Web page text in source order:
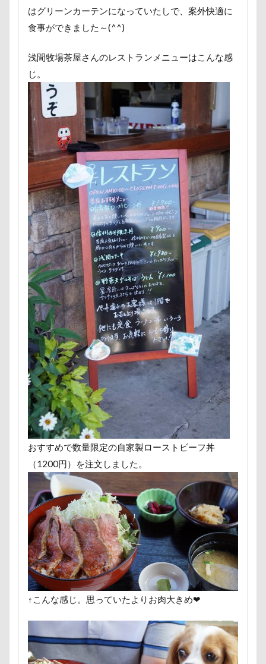
はグリーンカーテンになっていたしで、案外快適に
食事ができました～(^^)
浅間牧場茶屋さんのレストランメニューはこんな感
じ。
おすすめで数量限定の自家製ローストビーフ丼
（1200円）を注文しました。
↑こんな感じ。思っていたよりお肉大きめ❤
ベランダ菜園
ベランダ ベストショット
プーラニアン
ブレーメン
ワンコクッキー
ルチアちゃん
レイクウッズガーデンひめはるの里
レイちゃん
ルビーくん
ルビー ルナちゃん
ルナくん
ルイくん
リーフくん リード リース
リュウくん
リビング リディちゃん
レインド
リックくん
ロマニくん ワル顔
ワクチン接種
ロールクッション
ロープウェイ ロープ
ローアングル撮影
ロンくん ロッテちゃん
ロックハート城
ロックオン ロゴ
ロウバイ園
レヴォーグ
レディくん レジーナ
マロンちゃん
ムムちゃん モコちゃｎ
モカくん
メンテナンス メレンゲの気持ち
メリーゴーラウンド
メイフェアちゃん
ムサシくん
ミレーちゃん
ミレちゃん ミルクちゃん
ミラーレス一眼レフ
ミラちゃん ミックス犬
マンスリーフォト
モデル モナカちゃん
ラガーシャツ風ニット
ラヴィちゃん
ラントくん
ラランくん
ララちゃん ラディちゃん
ライラちゃん
ライムちゃん
ヨーゼフくん
ヨギボー
ユニオンジャックポロ
ユウくん
モンブラン
フォトコンテスト
苺ちゃん
英国淑女
花闊歩
花菖蒲 花の里 花 芦田愛菜
舎人公園ドッグラン
舎人公園 舌出し
自業自
腕枕
脱出 能登 茂原市 茨城県
蛇口
蘭ちゃん 藤田りか子 薔薇
蕨駅
蓼科 茶花茶花
蓮田市 葛飾区
茶太郎くん
萌華ちゃん
萌ちゃん 菜の花
茶屋
胸の飾り毛 育成 被り物
立山町
米沢牛ステーキレストラン un
節分 筑西市
笑顔
空腹 糸満市 移動中